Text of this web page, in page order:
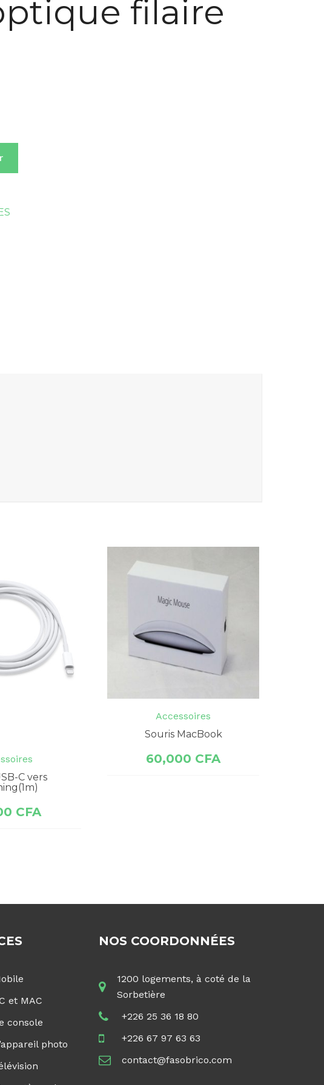
filaire
C vers
CFA
Accessoires
Souris MacBook
60,000 CFA
et MAC
console
photo
NOS COORDONNÉES
1200 logements, à coté de la
Sorbetière
+226 25 36 18 80
+226 67 97 63 63
contact@fasobrico.com